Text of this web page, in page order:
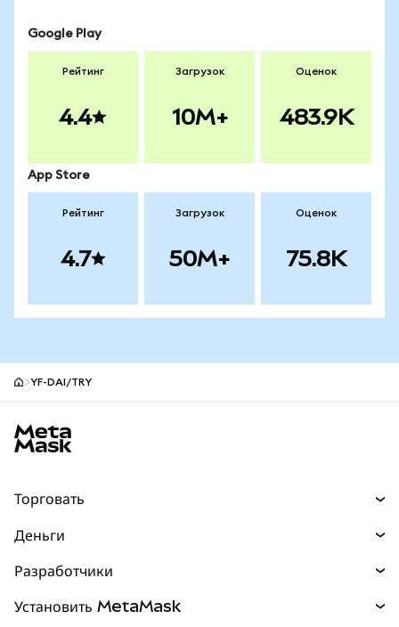
Google Play
Рейтинг
4.4
Загрузок
10M+
Оценок
483.9K
App Store
Рейтинг
4.7
Загрузок
50M+
Оценок
75.8K
YF-DAI/TRY
Торговать
Прогнозы
Перпы НОВИНКА
Деньги
mUSD
Разработчики
Установить MetaMask